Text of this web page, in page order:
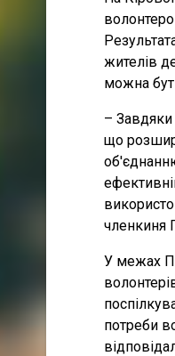
жителів
можна
–
що
членкиня
У межах
потреби